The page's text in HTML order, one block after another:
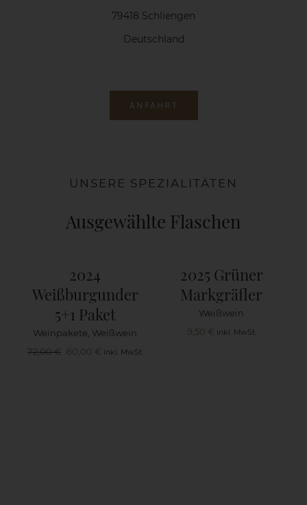
79418 Schliengen
Deutschland
ANFAHRT
UNSERE SPEZIALITÄTEN
Ausgewählte Flaschen
2024
Weißburgunder
5+1 Paket
Weinpakete Weißwein
72,00€ Ursprünglicher
60,00 € Aktueller
inkl. MwSt.
2025 Grüner
Markgräfler
Weißwein
9,50 € inkl. MwSt.